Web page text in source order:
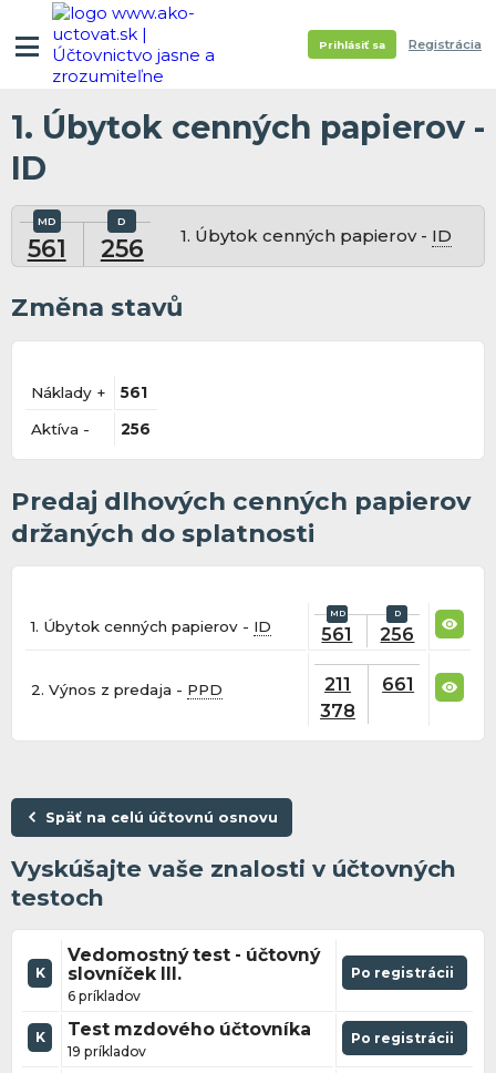
Prihlásiť sa Registrácia
1. Úbytok cenných papierov -
ID
561 256 1. Úbytok cenných papierov - ID
Změna stavů
Náklady + 561
Aktíva - 256
Predaj dlhových cenných papierov
držaných do splatnosti
1. Úbytok cenných papierov - ID 561 256
2. Výnos z predaja - PPD
211
378
661
Späť na celú účtovnú osnovu
Vyskúšajte vaše znalosti v účtovných
testoch
K
Vedomostný test - účtovný
slovníček III.
6 príkladov
Po registrácii
K Test mzdového účtovníka
19 príkladov
Po registrácii